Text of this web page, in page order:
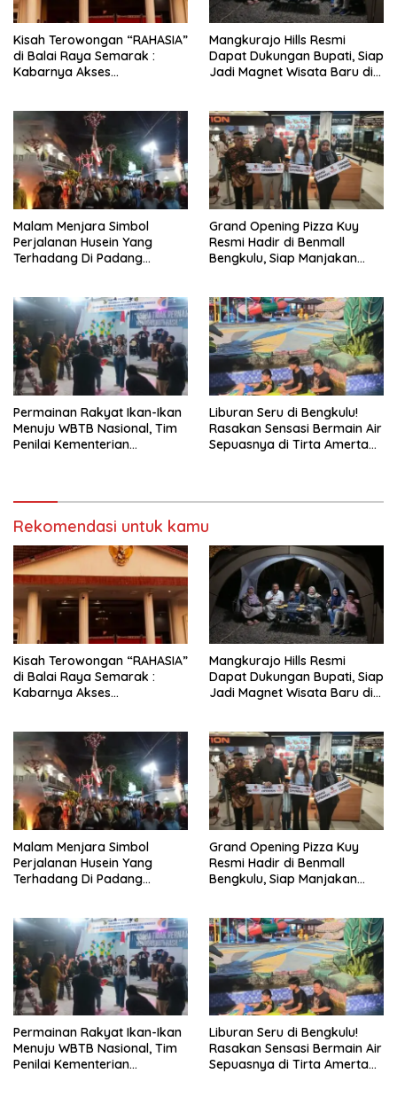
Kisah Terowongan “RAHASIA”
di Balai Raya Semarak :
Kabarnya Akses
Mangkurajo Hills Resmi
Dapat Dukungan Bupati, Siap
Jadi Magnet Wisata Baru di
Malam Menjara Simbol
Perjalanan Husein Yang
Terhadang Di Padang
Grand Opening Pizza Kuy
Resmi Hadir di Benmall
Bengkulu, Siap Manjakan
Permainan Rakyat Ikan-Ikan
Menuju WBTB Nasional, Tim
Penilai Kementerian
Liburan Seru di Bengkulu!
Rasakan Sensasi Bermain Air
Sepuasnya di Tirta Amerta
Rekomendasi untuk kamu
Kisah Terowongan “RAHASIA”
di Balai Raya Semarak :
Kabarnya Akses
Mangkurajo Hills Resmi
Dapat Dukungan Bupati, Siap
Jadi Magnet Wisata Baru di
Malam Menjara Simbol
Perjalanan Husein Yang
Terhadang Di Padang
Grand Opening Pizza Kuy
Resmi Hadir di Benmall
Bengkulu, Siap Manjakan
Permainan Rakyat Ikan-Ikan
Menuju WBTB Nasional, Tim
Penilai Kementerian
Liburan Seru di Bengkulu!
Rasakan Sensasi Bermain Air
Sepuasnya di Tirta Amerta